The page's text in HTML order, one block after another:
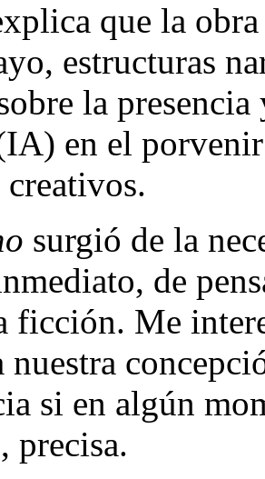
que la
estructuras
la
en el
surgió de la
de
ficción. Me
nuestra
si en algún
precisa.